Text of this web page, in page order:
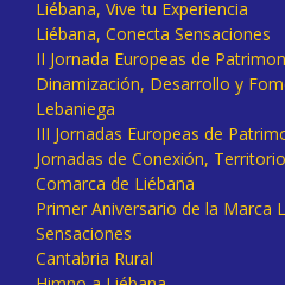
Liébana, Vive tu Experiencia
Liébana, Conecta Sensaciones
II Jornada Europeas de
Dinamización, Desarrollo y
Lebaniega
III Jornadas Europeas de
Jornadas de Conexión,
Comarca de Liébana
Primer Aniversario de la Marca
Sensaciones
Cantabria Rural